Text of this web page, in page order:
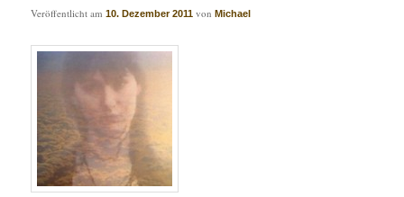
Veröffentlicht am10. Dezember 2011 vonMichael